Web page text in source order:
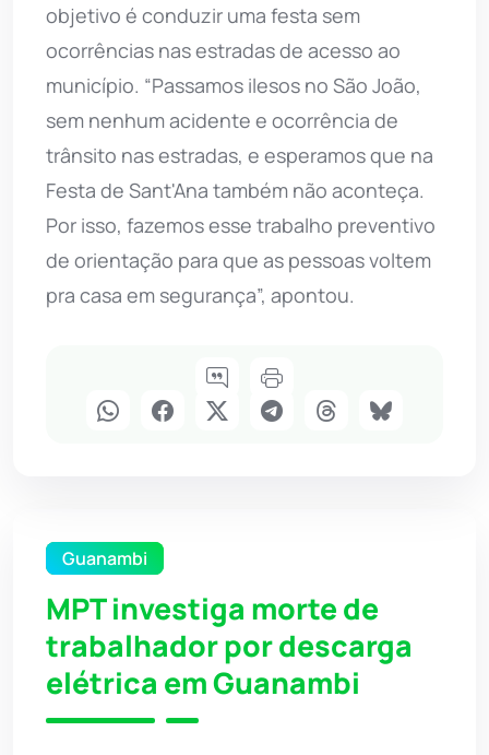
objetivo é conduzir uma festa sem
ocorrências nas estradas de acesso ao
município. “Passamos ilesos no São João,
sem nenhum acidente e ocorrência de
trânsito nas estradas, e esperamos que na
Festa de Sant'Ana também não aconteça.
Por isso, fazemos esse trabalho preventivo
de orientação para que as pessoas voltem
pra casa em segurança”, apontou.
Guanambi
MPT investiga morte de
trabalhador por descarga
elétrica em Guanambi